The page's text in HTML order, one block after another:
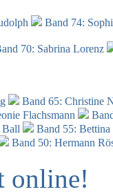
Band 74:
70: Sabrina Lorenz
Band 65: Christine
Flachsmann
Ball
Band 55:
Band 50: Hermann
online!